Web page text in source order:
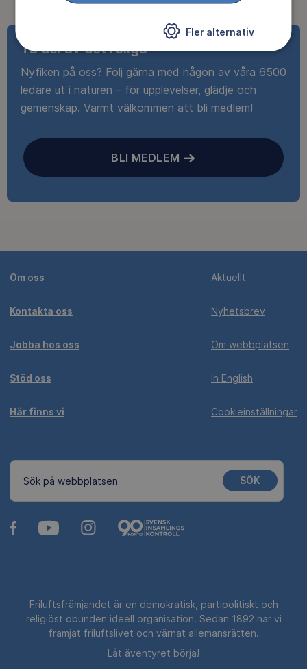
Ta del av det roliga
Nyfiken på oss? Följ gärna med någon av våra 6500
ledare ut i naturen – för upplevelser, glädje och
gemenskap. Varmt välkommen att bli medlem!
BLI MEDLEM
Om oss
Kontakta oss
Jobba hos oss
Stöd oss
Här finns vi
Aktuellt
Nyhetsbrev
Om webbplatsen
In English
Cookieinställningar
Sök på webbplatsen SÖK
Friluftsfrämjandet är en demokratisk, partipolitiskt och
religiöst obunden ideell organisation. Sedan 1892 har vi
främjat friluftslivet och värnat allemansrätten.
Låt äventyret börja!
Fler alternativ